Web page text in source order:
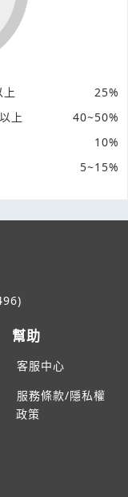
上
25%
上
40~50%
10%
5~15%
幫助
客服中心
服務條款/隱私權
政策